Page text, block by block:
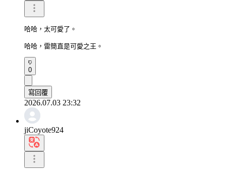
哈哈，太可愛了。
哈哈，雷簡直是可愛之王。
0
寫回覆
2026.07.03 23:32
jiCoyote924